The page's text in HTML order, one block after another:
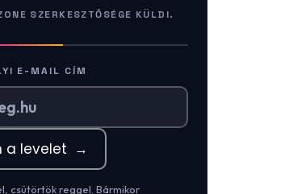
SZERKESZTŐSÉGE KÜLDI.
E-MAIL CÍM
a levelet →
csütörtök reggel. Bármikor